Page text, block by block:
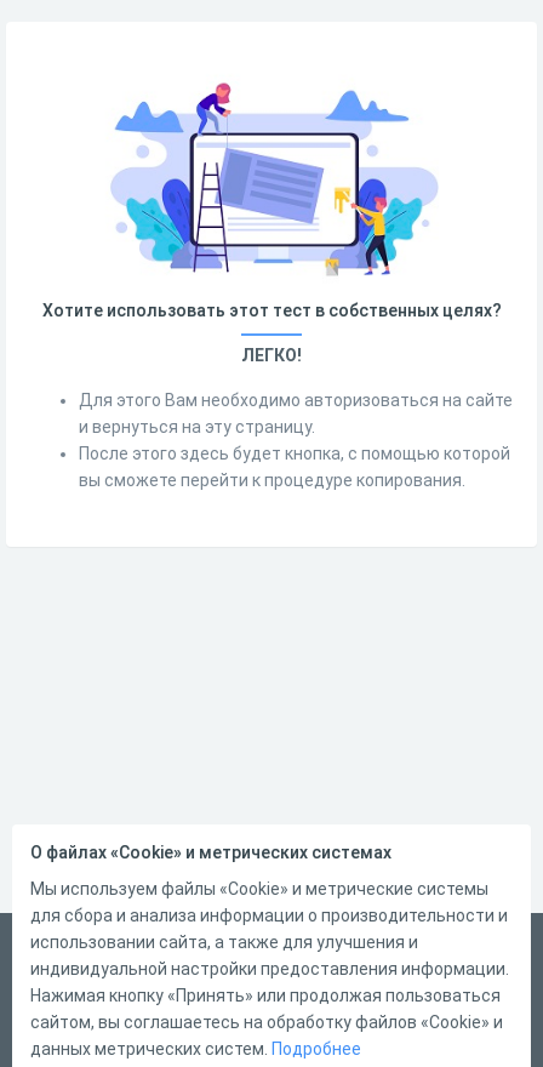
Хотите использовать этот тест в собственных целях?
ЛЕГКО!
Для этого Вам необходимо авторизоваться на сайте
и вернуться на эту страницу.
После этого здесь будет кнопка, с помощью которой
вы сможете перейти к процедуре копирования.
Русский
Справка
Форма обратной связи
О файлах «Cookie» и метрических системах
Мы используем файлы «Cookie» и метрические системы
для сбора и анализа информации о производительности и
использовании сайта, а также для улучшения и
индивидуальной настройки предоставления информации.
Нажимая кнопку «Принять» или продолжая пользоваться
сайтом, вы соглашаетесь на обработку файлов «Cookie» и
данных метрических систем. Подробнее